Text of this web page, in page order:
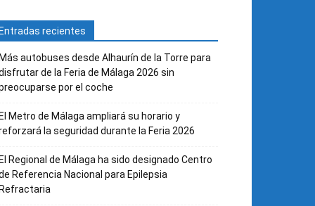
recientes
autobuses desde Alhaurín de la Torre para
de la Feria de Málaga 2026 sin
por el coche
Metro de Málaga ampliará su horario y
la seguridad durante la Feria 2026
Regional de Málaga ha sido designado Centro
Referencia Nacional para Epilepsia